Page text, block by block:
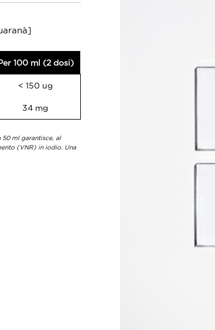
100 ml (2 dosi)
< 150 ug
34 mg
ml garantisce, al
(VNR) in iodio. Una